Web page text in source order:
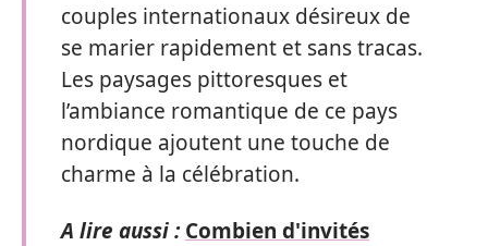
couples internationaux désireux de
se marier rapidement et sans tracas.
Les paysages pittoresques et
l’ambiance romantique de ce pays
nordique ajoutent une touche de
charme à la célébration.
A lire aussi : Combien d'invités